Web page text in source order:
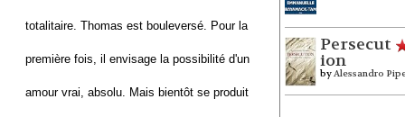
totalitaire. Thomas est bouleversé. Pour la
première fois, il envisage la possibilité d'un
amour vrai, absolu. Mais bientôt se produit
Persecut
ion
byAlessandro